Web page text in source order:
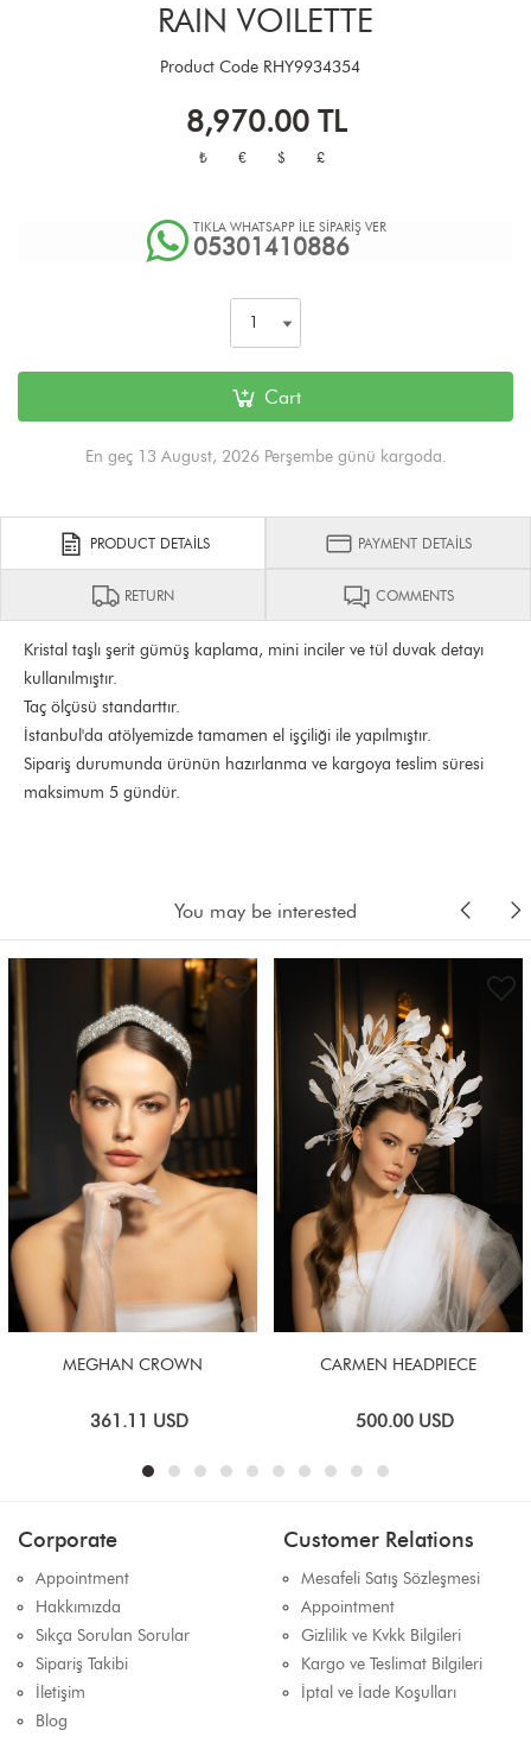
RAIN VOILETTE
Product Code RHY9934354
8,970.00TL
₺ € $ £
TIKLA WHATSAPP İLE SİPARİŞ VER
05301410886
Cart
En geç 13 August, 2026 Perşembe günü kargoda.
PRODUCT DETAILS PAYMENT DETAILS
RETURN COMMENTS
Kristal taşlı şerit gümüş kaplama, mini inciler ve tül duvak detayı
kullanılmıştır.
Taç ölçüsü standarttır.
İstanbul'da atölyemizde tamamen el işçiliği ile yapılmıştır.
Sipariş durumunda ürünün hazırlanma ve kargoya teslim süresi
maksimum 5 gündür.
You may be interested
MEGHAN CROWN
361.11 USD
CARMEN HEADPIECE
500.00USD
Corporate
Appointment
Hakkımızda
Sıkça Sorulan Sorular
Sipariş Takibi
İletişim
Blog
Customer Relations
Mesafeli Satış Sözleşmesi
Appointment
Gizlilik ve Kvkk Bilgileri
Kargo ve Teslimat Bilgileri
İptal ve İade Koşulları